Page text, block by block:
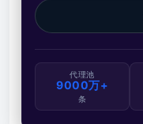
代理池
9000万+
条